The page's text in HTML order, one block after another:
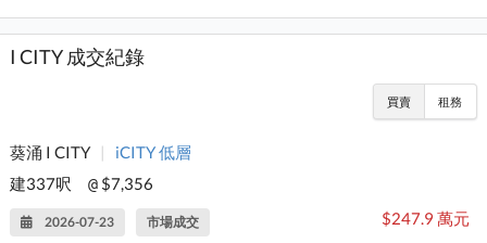
I CITY 成交紀錄
買賣 租務
葵涌 I CITY |
iCITY 低層
建337呎
@ $7,356
2026-07-23 市場成交 $247.9 萬元